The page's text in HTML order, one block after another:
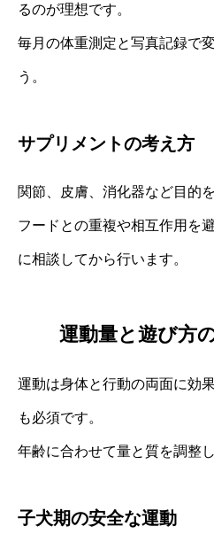
るのが理想です。
毎月の体重測定と写真記録で
う。
サプリメントの考え方
関節、皮膚、消化器など目的
フードとの重複や相互作用を
に相談してから行います。
運動量と遊び方
運動は身体と行動の両面に効
も必須です。
年齢に合わせて量と質を調整
子犬期の安全な運動